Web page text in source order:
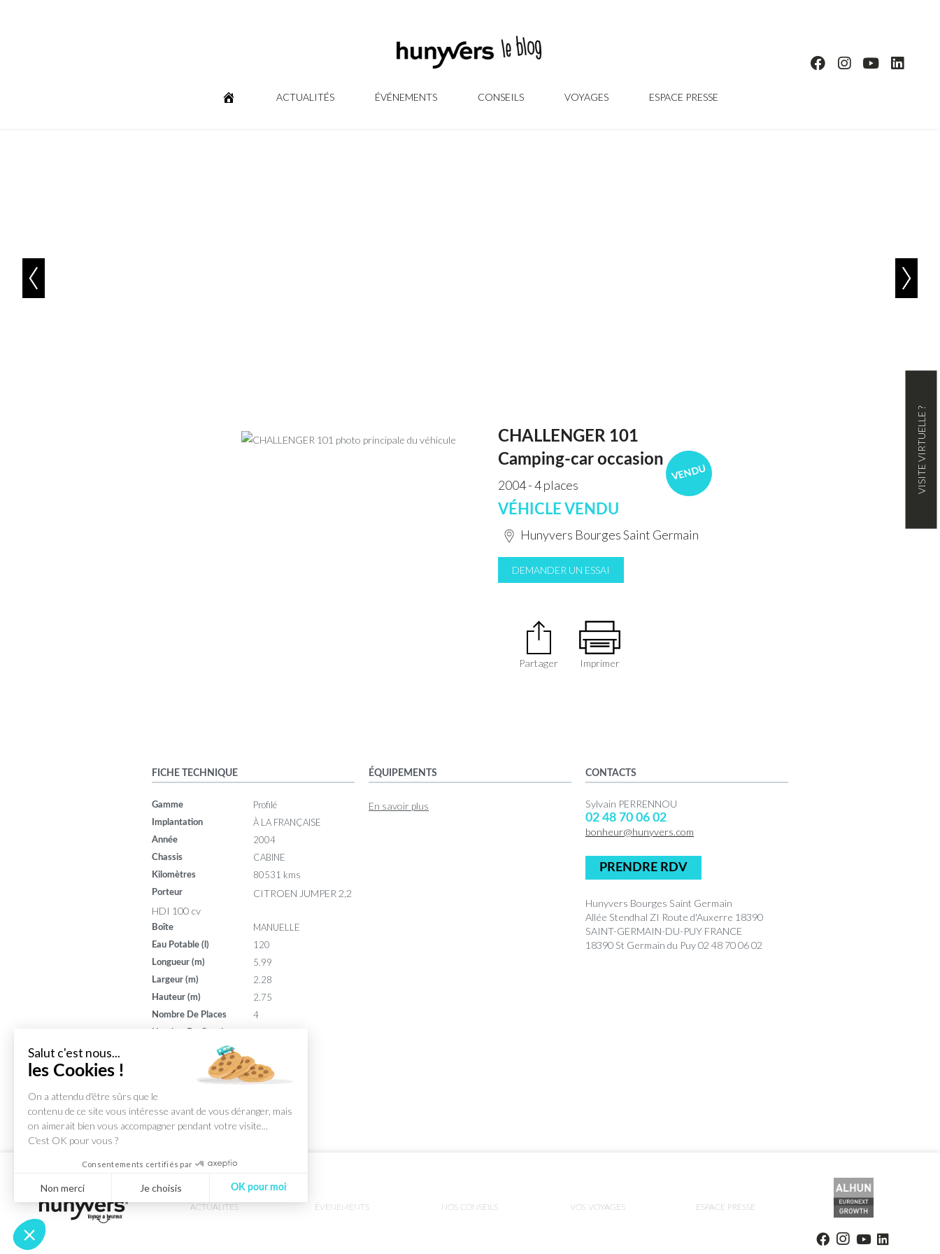
ACTUALITÉS ÉVÉNEMENTS CONSEILS VOYAGES ESPACE PRESSE
VENDU
CHALLENGER 101
Camping-car occasion
2004 - 4 places
VÉHICLE VENDU
Hunyvers Bourges Saint Germain
DEMANDER UN ESSAI
Partager Imprimer
FICHE TECHNIQUE
Gamme Profilé
Implantation À LA FRANÇAISE
Année 2004
Chassis CABINE
Kilomètres 80531 kms
Porteur
CITROEN JUMPER 2,2
HDI 100 cv
Boîte MANUELLE
Eau Potable (l) 120
Longueur (m) 5.99
Largeur (m) 2.28
Hauteur (m) 2.75
Nombre De Places 4
7
ÉQUIPEMENTS
En savoir plus
CONTACTS
Sylvain PERRENNOU
02 48 70 06 02
bonheur@hunyvers.com
PRENDRE RDV
Hunyvers Bourges Saint Germain
Allée Stendhal ZI Route d'Auxerre 18390
SAINT-GERMAIN-DU-PUY FRANCE
18390 St Germain du Puy 02 48 70 06 02
VISITE VIRTUELLE ?
ACTUALITES ÉVENEMENTS NOS CONSEILS VOS VOYAGES ESPACE PRESSE
Salut c'est nous...
les Cookies !
On a attendu d'être sûrs que le
contenu de ce site vous intéresse avant de vous déranger, mais
on aimerait bien vous accompagner pendant votre visite...
C'est OK pour vous ?
Consentements certifiés par
Non merci Je choisis OK pour moi
Axeptio consent
Plateforme de Gestion du Consentement : Personnalisez vos Options
Notre plateforme vous permet d'adapter et de gérer vos paramètres de confidentialité, en garantissant la conformité avec les réglementations. Personnalisez vos préférences pour contrôler la manière dont